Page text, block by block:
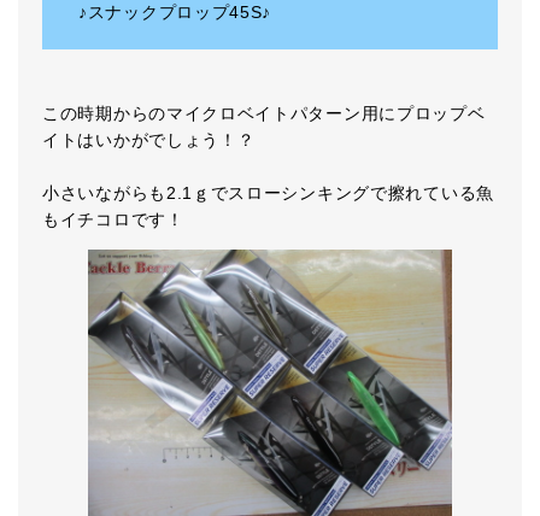
♪スナックプロップ45S♪
この時期からのマイクロベイトパターン用にプロップベ
イトはいかがでしょう！？
小さいながらも2.1ｇでスローシンキングで擦れている魚
もイチコロです！